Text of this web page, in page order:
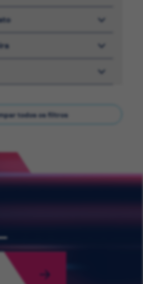
todos os filtros